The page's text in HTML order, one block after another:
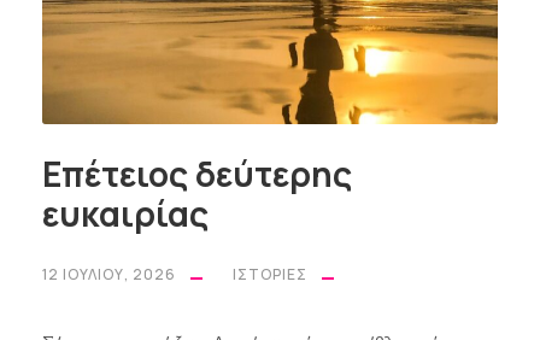
Επέτειος δεύτερης
ευκαιρίας
12 ΙΟΥΛΊΟΥ, 2026 ΙΣΤΟΡΊΕΣ